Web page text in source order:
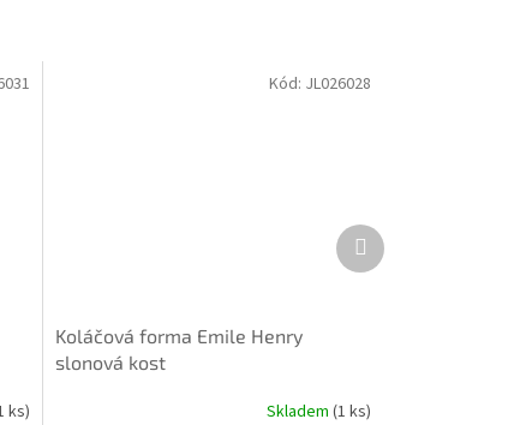
ks)
Koláčová forma Emile Henry
slonová kost
Skladem (1 ks)
Kód: JL026028
Další
produkt